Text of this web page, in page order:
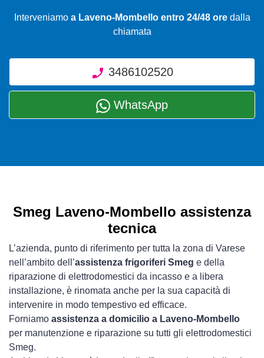
Interveniamo a Laveno-Mombello entro 24/48 oredalla
chiamata
3486102520
WhatsApp
Smeg Laveno-Mombello assistenza
tecnica
L’azienda, punto di riferimento per tutta la zona di Varese
nell’ambito dell’assistenza frigoriferi Smeg e della
riparazione di elettrodomestici da incasso e a libera
installazione, è rinomata anche per la sua capacità di
intervenire in modo tempestivo ed efficace.
Forniamo assistenza a domicilio a Laveno-Mombello
per manutenzione e riparazione su tutti gli elettrodomestici
Smeg.